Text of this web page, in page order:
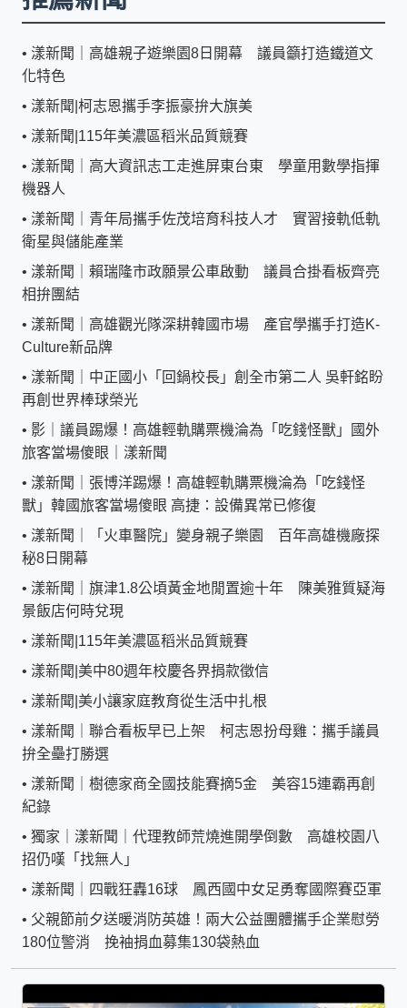
• 漾新聞｜高雄親子遊樂園8日開幕 議員籲打造鐵道文
化特色
• 漾新聞|柯志恩攜手李振豪拚大旗美
• 漾新聞|115年美濃區稻米品質競賽
• 漾新聞｜高大資訊志工走進屏東台東 學童用數學指揮
機器人
• 漾新聞｜青年局攜手佐茂培育科技人才 實習接軌低軌
衛星與儲能產業
• 漾新聞｜賴瑞隆市政願景公車啟動 議員合掛看板齊亮
相拚團結
• 漾新聞｜高雄觀光隊深耕韓國市場 產官學攜手打造K-
Culture新品牌
• 漾新聞｜中正國小「回鍋校長」創全市第二人 吳軒銘盼
再創世界棒球榮光
• 影｜議員踢爆！高雄輕軌購票機淪為「吃錢怪獸」國外
旅客當場傻眼｜漾新聞
• 漾新聞｜張博洋踢爆！高雄輕軌購票機淪為「吃錢怪
獸」韓國旅客當場傻眼 高捷：設備異常已修復
• 漾新聞｜「火車醫院」變身親子樂園 百年高雄機廠探
秘8日開幕
• 漾新聞｜旗津1.8公頃黃金地閒置逾十年 陳美雅質疑海
景飯店何時兌現
• 漾新聞|115年美濃區稻米品質競賽
• 漾新聞|美中80週年校慶各界捐款徵信
• 漾新聞|美小讓家庭教育從生活中扎根
• 漾新聞｜聯合看板早已上架 柯志恩扮母雞：攜手議員
拚全壘打勝選
• 漾新聞｜樹德家商全國技能賽摘5金 美容15連霸再創
紀錄
• 獨家｜漾新聞｜代理教師荒燒進開學倒數 高雄校園八
招仍嘆「找無人」
• 漾新聞｜四戰狂轟16球 鳳西國中女足勇奪國際賽亞軍
• 父親節前夕送暖消防英雄！兩大公益團體攜手企業慰勞
180位警消 挽袖捐血募集130袋熱血